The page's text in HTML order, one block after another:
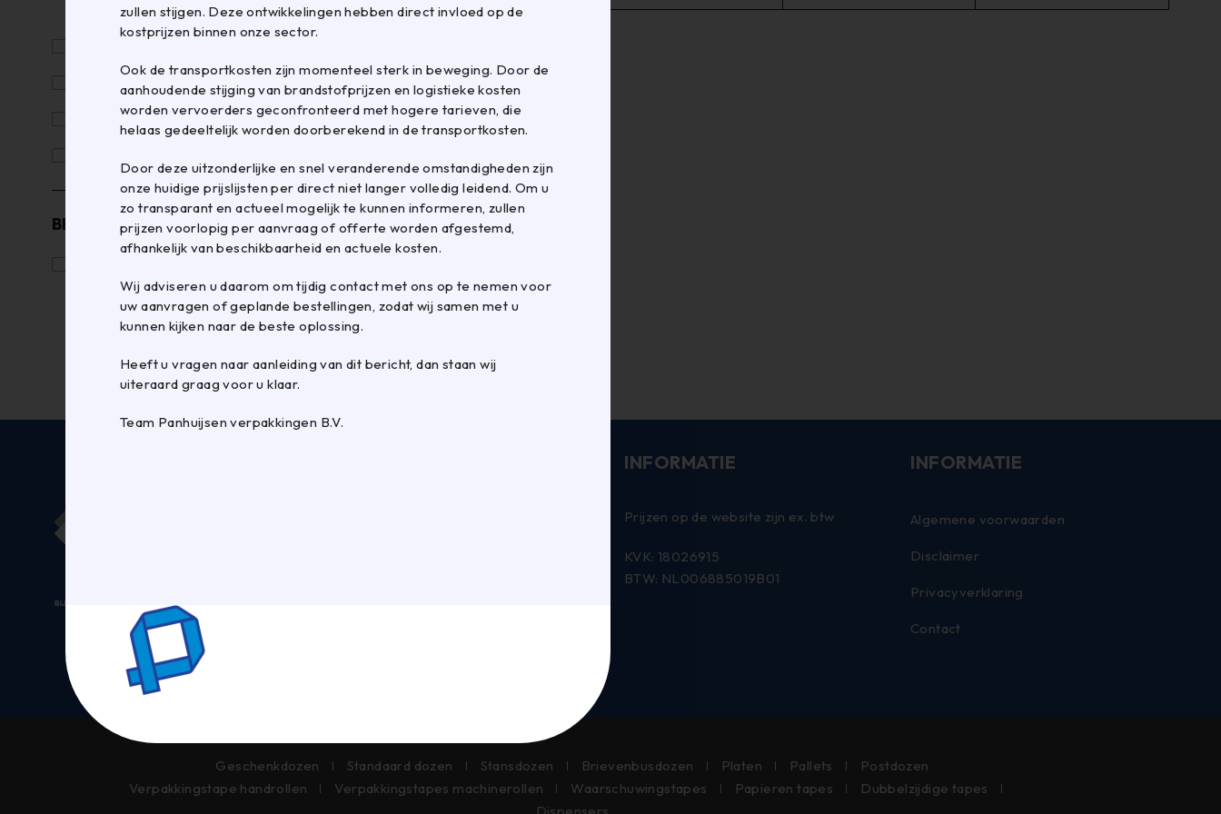
Zegels en gespen
Tapes en Plakband
Verpakkingsmachines
BEURS
5740339
€32,50per stuk
INFORMATIE
Prijzen op de website zijn ex. btw
KVK: 18026915
BTW: NL006885019B01
INFORMATIE
Algemene voorwaarden
Disclaimer
Privacyverklaring
Contact
Geschenkdozen Standaard dozen Stansdozen Brievenbusdozen Platen Pallets
Postdozen
Verpakkingstape handrollen
Verpakkingstapes machinerollen Waarschuwingstapes Papieren tapes
Dubbelzijdige tapes
zullen stijgen. Deze ontwikkelingen hebben direct invloed op de
kostprijzen binnen onze sector.
Ook de transportkosten zijn momenteel sterk in beweging. Door de
aanhoudende stijging van brandstofprijzen en logistieke kosten
worden vervoerders geconfronteerd met hogere tarieven, die
helaas gedeeltelijk worden doorberekend in de transportkosten.
Door deze uitzonderlijke en snel veranderende omstandigheden zijn
onze huidige prijslijsten per direct niet langer volledig leidend. Om u
zo transparant en actueel mogelijk te kunnen informeren, zullen
prijzen voorlopig per aanvraag of offerte worden afgestemd,
afhankelijk van beschikbaarheid en actuele kosten.
Wij adviseren u daarom om tijdig contact met ons op te nemen voor
uw aanvragen of geplande bestellingen, zodat wij samen met u
kunnen kijken naar de beste oplossing.
Heeft u vragen naar aanleiding van dit bericht, dan staan wij
uiteraard graag voor u klaar.
Team Panhuijsen verpakkingen B.V.